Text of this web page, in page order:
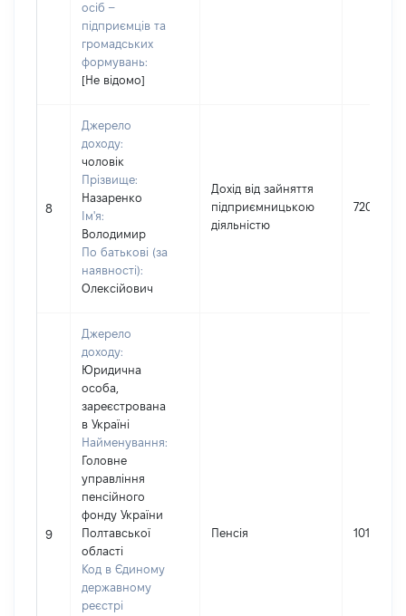
осіб –
підприємців та
громадських
формувань:
[Не відомо]
8
Джерело
доходу:
чоловік
Прізвище:
Назаренко
Ім'я:
Володимир
По батькові (за
наявності):
Олексійович
Дохід від зайняття
підприємницькою
діяльністю
72000
9
Джерело
доходу:
Юридична
особа,
зареєстрована
в Україні
Найменування:
Головне
управління
пенсійного
фонду України
Полтавської
області
Код в Єдиному
державному
реєстрі
Пенсія 101874